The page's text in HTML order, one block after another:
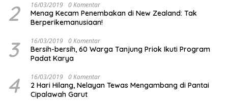
2 16/03/2019 0 Komentar
Menag Kecam Penembakan di New Zealand: Tak
Berperikemanusiaan!
3 16/03/2019 0 Komentar
Bersih-bersih, 60 Warga Tanjung Priok Ikuti Program
Padat Karya
4 16/03/2019 0 Komentar
2 Hari Hilang, Nelayan Tewas Mengambang di Pantai
Cipalawah Garut